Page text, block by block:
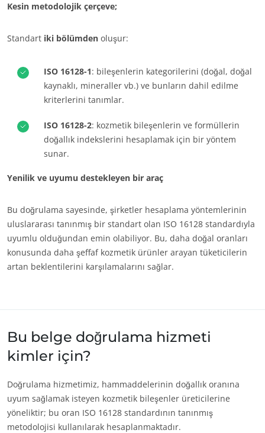
İsviçre (Almanca)
Kesin metodolojik çerçeve;
Standart iki bölümden oluşur:
ISO 16128-1: bileşenlerin kategorilerini (doğal, doğal
kaynaklı, mineraller vb.) ve bunların dahil edilme
kriterlerini tanımlar.
ISO 16128-2: kozmetik bileşenlerin ve formüllerin
doğallık indekslerini hesaplamak için bir yöntem
sunar.
Yenilik ve uyumu destekleyen bir araç
Bu doğrulama sayesinde, şirketler hesaplama yöntemlerinin
uluslararası tanınmış bir standart olan ISO 16128 standardıyla
uyumlu olduğundan emin olabiliyor. Bu, daha doğal oranları
konusunda daha şeffaf kozmetik ürünler arayan tüketicilerin
artan beklentilerini karşılamalarını sağlar.
Bu belge doğrulama hizmeti
kimler için?
Doğrulama hizmetimiz, hammaddelerinin doğallık oranına
uyum sağlamak isteyen kozmetik bileşenler üreticilerine
yöneliktir; bu oran ISO 16128 standardının tanınmış
metodolojisi kullanılarak hesaplanmaktadır.